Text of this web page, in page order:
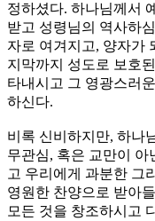
정하셨다. 하나님께서
받고 성령님의 역사하
자로 여겨지고, 양자가
지막까지 성도로 보호
타내시고 그 영광스러
하신다.
비록 신비하지만, 하나
무관심, 혹은 교만이 아
고 우리에게 과분한 그
영원한 찬양으로 받아
모든 것을 창조하시고